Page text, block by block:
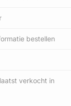
bestellen
verkocht in